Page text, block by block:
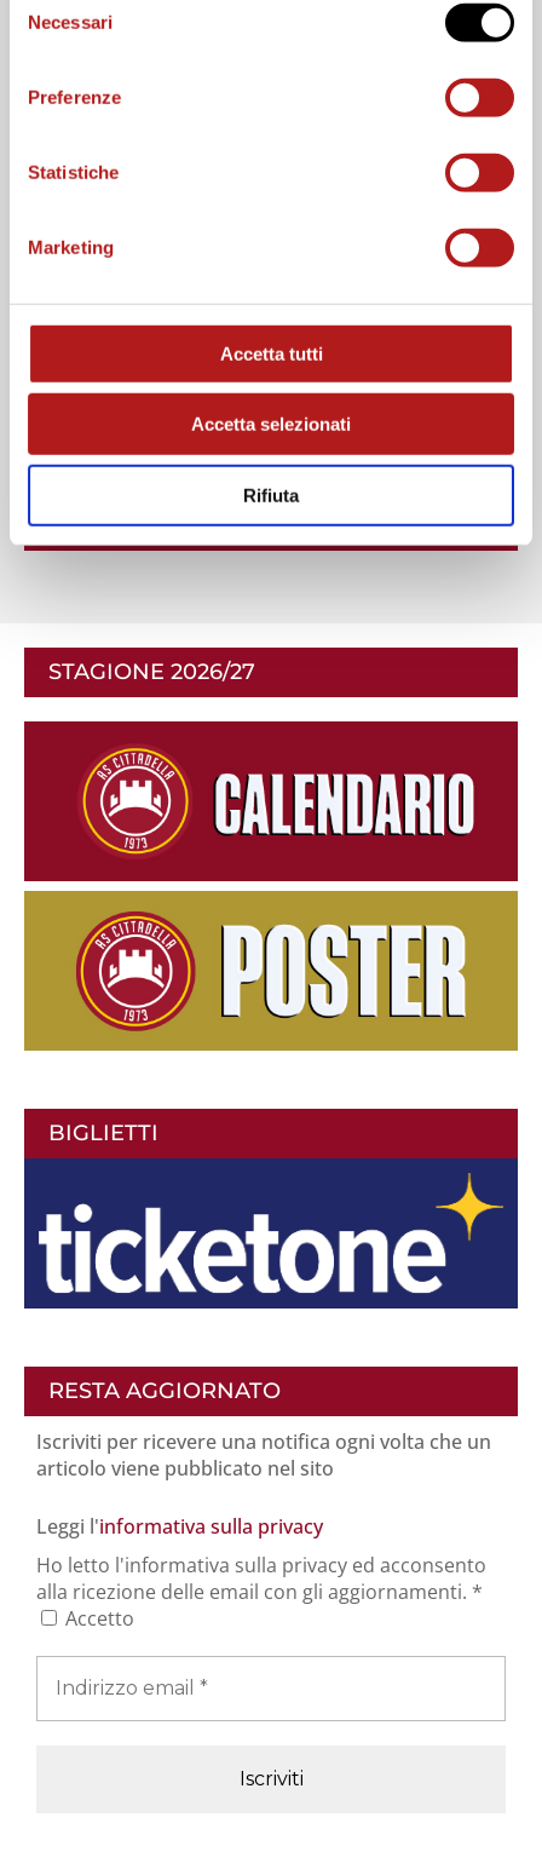
delNecessari
Preferenze
Statistiche
Marketing
Accetta tutti
Accetta selezionati
Rifiuta
STAGIONE 2026/27
BIGLIETTI
RESTA AGGIORNATO
Iscriviti per ricevere una notifica ogni volta che un
articolo viene pubblicato nel sito
Leggi l'informativa sulla privacy
Ho letto l'informativa sulla privacy ed acconsento
alla ricezione delle email con gli aggiornamenti. *
Accetto